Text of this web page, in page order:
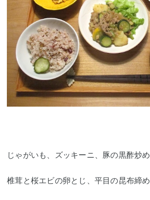
じゃがいも、ズッキーニ、豚の黒酢炒め
椎茸と桜エビの卵とじ、平目の昆布締め